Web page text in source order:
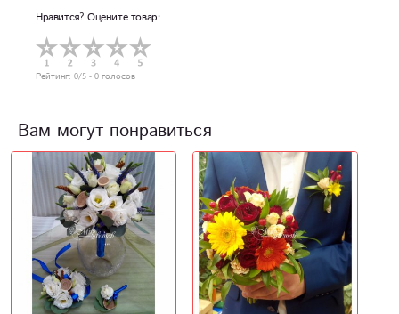
Нравится? Оцените товар:
Рейтинг: 0/5 - 0 голосов
Вам могут понравиться